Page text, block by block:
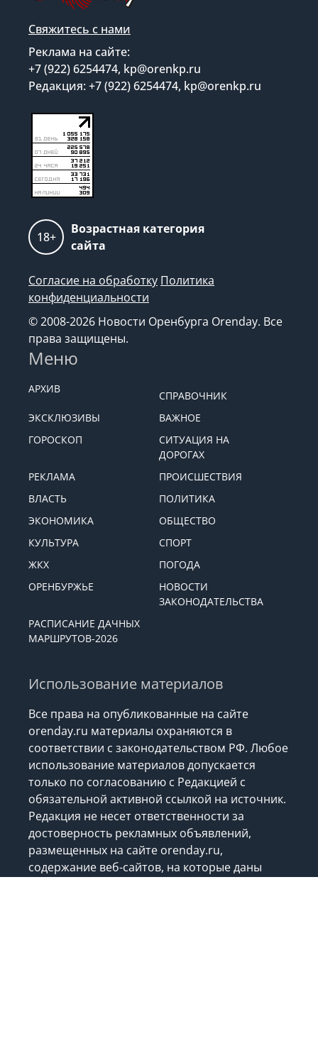
Свяжитесь с нами
Реклама на сайте:
+7 (922) 6254474, kp@orenkp.ru
Редакция: +7 (922) 6254474, kp@orenkp.ru
Согласие на обработку
конфиденциальности
© 2008-2026 Новости Оренбурга Orenday. Все
права защищены.
Меню
АРХИВ
СПРАВОЧНИК
ЭКСКЛЮЗИВЫ
ВАЖНОЕ
ДОРОГАХ
РЕКЛАМА
ПРОИСШЕСТВИЯ
ВЛАСТЬ
ПОЛИТИКА
ЭКОНОМИКА
ОБЩЕСТВО
КУЛЬТУРА
СПОРТ
ЖКХ
ПОГОДА
Использование материалов
Все права на опубликованные на сайте
orenday.ru материалы охраняются в
соответствии с законодательством РФ. Любое
использование материалов допускается
только по согласованию с Редакцией с
обязательной активной ссылкой на источник.
Редакция не несет ответственности за
достоверность рекламных объявлений,
размещенных на сайте orenday.ru,